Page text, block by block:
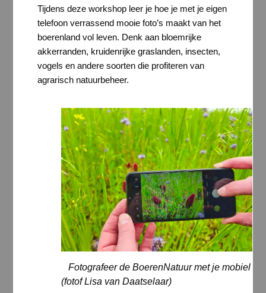
Tijdens deze workshop leer je hoe je met je eigen
telefoon verrassend mooie foto’s maakt van het
boerenland vol leven. Denk aan bloemrijke
akkerranden, kruidenrijke graslanden, insecten,
vogels en andere soorten die profiteren van
agrarisch natuurbeheer.
Fotografeer de BoerenNatuur met je mobiel
(fotof Lisa van Daatselaar)